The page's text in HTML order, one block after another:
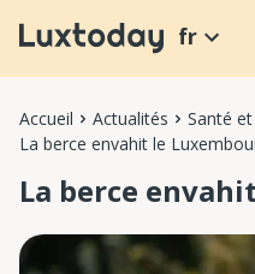
fr
Accueil Actualités
Santé
La berce envahit le
La berce